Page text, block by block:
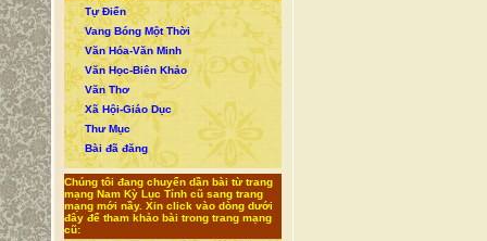
Tự Điển
Vang Bóng Một Thời
Văn Hóa-Văn Minh
Văn Học-Biên Khảo
Văn Thơ
Xã Hội-Giáo Dục
Thư Mục
Bài đã đăng
Chúng tôi đang chuyển dần bài từ trang
mạng Nam Kỳ Lục Tỉnh cũ sang trang
mạng mới nầy. Xin click vào dòng dưới
đây để tham khảo bài trong trang mạng
cũ: